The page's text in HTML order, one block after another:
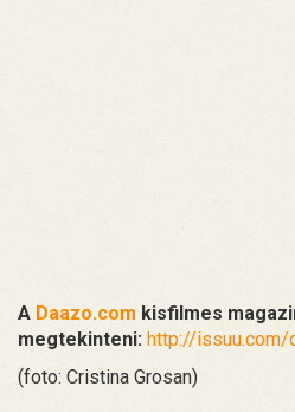
A Daazo.com kisfilmes
megtekinteni: http://
(foto: Cristina Grosan)